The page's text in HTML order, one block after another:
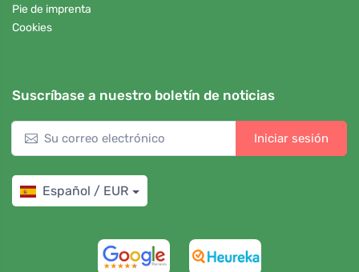
Pie de imprenta
Cookies
Suscríbase a nuestro boletín de noticias
Iniciar sesión
Español / EUR